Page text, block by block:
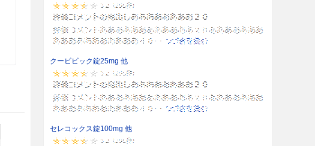
クービビック錠25mg 他
セレコックス錠100mg 他